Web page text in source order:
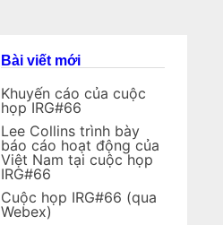
Bài viết mới
Khuyến cáo của cuộc
họp IRG#66
Lee Collins trình bày
báo cáo hoạt động của
Việt Nam tại cuộc họp
IRG#66
Cuộc họp IRG#66 (qua
Webex)